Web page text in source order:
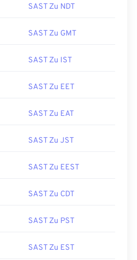
SAST Zu NDT
SAST Zu GMT
SAST Zu IST
SAST Zu EET
SAST Zu EAT
SAST Zu JST
SAST Zu EEST
SAST Zu CDT
SAST Zu PST
SAST Zu EST